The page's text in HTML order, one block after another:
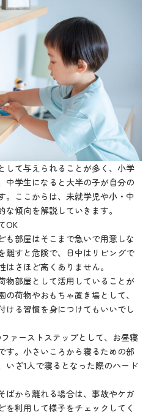
して与えられることが多く、小学
中学生になると大半の子が自分の
。ここからは、未就学児や小・中
傾向を解説していきます。
OK
も部屋はそこまで急いで用意しな
離すと危険で、日中はリビングで
さほど高くありません。
物部屋として活用していることが
荷物やおもちゃ置き場として、
ける習慣を身につけてもいいでし
ァーストステップとして、お昼寝
す。小さいころから寝るための部
いざ1人で寝るとなった際のハード
ばから離れる場合は、事故やケガ
を利用して様子をチェックしてく